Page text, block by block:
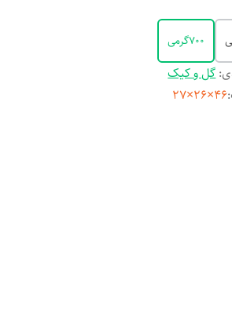
۷۰۰گرمی
:گل و کیک
:۴۶×۲۶×۲۷